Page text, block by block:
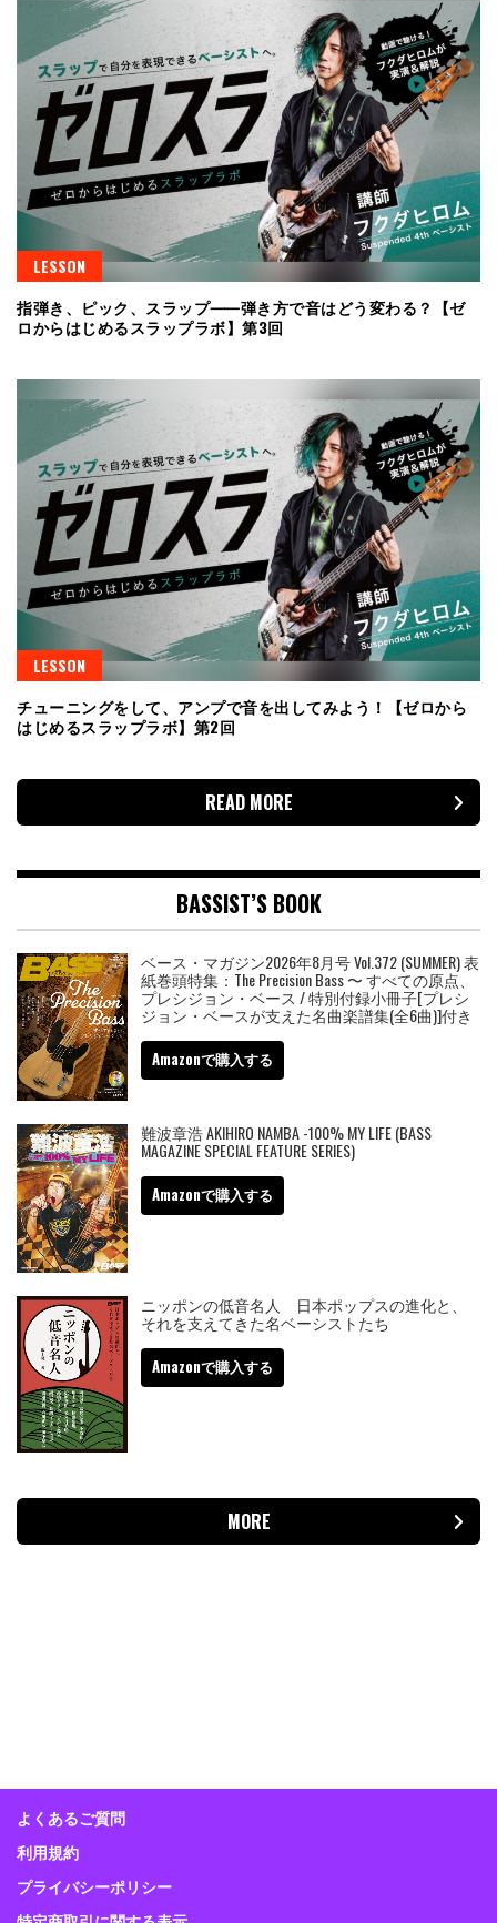
LESSON
指弾き、ピック、スラップ⸺弾き方で音はどう変わる？【ゼ
ロからはじめるスラップラボ】第3回
LESSON
チューニングをして、アンプで音を出してみよう！【ゼロから
はじめるスラップラボ】第2回
READ MORE
BASSIST’S BOOK
ベース・マガジン2026年8月号 Vol.372 (SUMMER) 表
紙巻頭特集：The Precision Bass 〜 すべての原点、
プレシジョン・ベース / 特別付録小冊子[プレシ
ジョン・ベースが支えた名曲楽譜集(全6曲)]付き
Amazonで購入する
難波章浩 AKIHIRO NAMBA -100% MY LIFE (BASS
MAGAZINE SPECIAL FEATURE SERIES)
Amazonで購入する
ニッポンの低音名人 日本ポップスの進化と、
それを支えてきた名ベーシストたち
Amazonで購入する
MORE
よくあるご質問
利用規約
プライバシーポリシー